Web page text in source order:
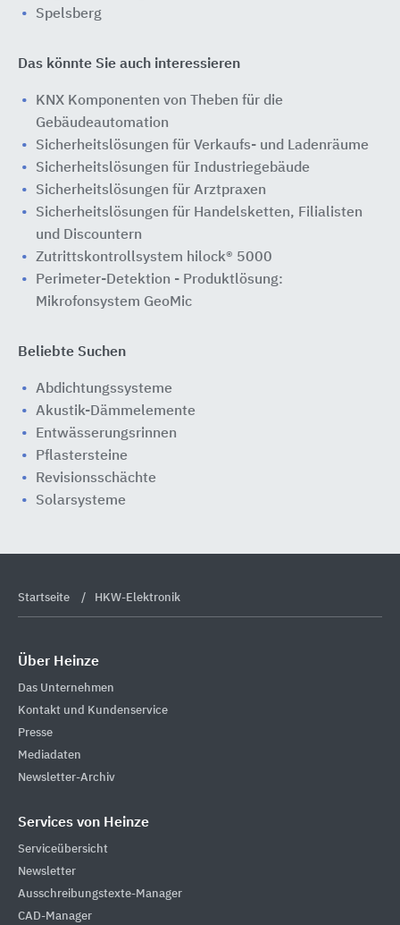
Spelsberg
Das könnte Sie auch interessieren
KNX Komponenten von Theben für die
Gebäudeautomation
Sicherheitslösungen für Verkaufs- und Ladenräume
Sicherheitslösungen für Industriegebäude
Sicherheitslösungen für Arztpraxen
Sicherheitslösungen für Handelsketten, Filialisten
und Discountern
Zutrittskontrollsystem hilock® 5000
Perimeter-Detektion - Produktlösung:
Mikrofonsystem GeoMic
Beliebte Suchen
Abdichtungssysteme
Akustik-Dämmelemente
Entwässerungsrinnen
Pflastersteine
Revisionsschächte
Solarsysteme
Startseite HKW-Elektronik
Über Heinze
Das Unternehmen
Kontakt und Kundenservice
Presse
Mediadaten
Newsletter-Archiv
Services von Heinze
Serviceübersicht
Newsletter
Ausschreibungstexte-Manager
CAD-Manager